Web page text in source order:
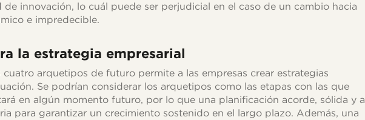
innovación, lo cuál puede ser perjudicial en el caso de un cambio hacia
e impredecible.
la estrategia empresarial
arquetipos de futuro permite a las empresas crear estrategias
Se podrían considerar los arquetipos como las etapas con las que
en algún momento futuro, por lo que una planificación acorde, sólida y a
para garantizar un crecimiento sostenido en el largo plazo. Además, una